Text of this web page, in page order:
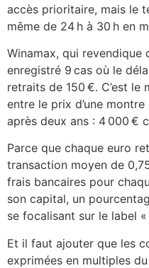
accès prioritaire, mais le
même de 24 h à 30 h en
Winamax, qui revendique
enregistré 9 cas où le
retraits de 150 €. C’est le
entre le prix d’une
après deux ans : 4 000 €
Parce que chaque euro
transaction moyen de
frais bancaires pour
son capital, un
se focalisant sur le label
Et il faut ajouter que les
exprimées en multiples